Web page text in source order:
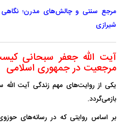
مرجع سنتی و چالش‌های مدرن؛ نگاهی
شیرازی
آیت الله جعفر سبحانی
مرجعیت در جمهوری اسلامی
یکی از روایت‌های مهم زندگی آیت الله
بازمی‌گردد.
بر اساس روایتی که در رسانه‌های